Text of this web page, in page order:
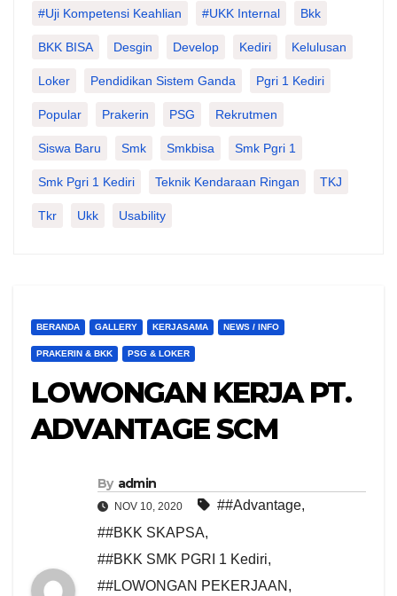
#Uji Kompetensi Keahlian #UKK Internal Bkk
BKK BISA Desgin Develop Kediri Kelulusan
Loker Pendidikan Sistem Ganda Pgri 1 Kediri
Popular Prakerin PSG Rekrutmen
Siswa Baru Smk Smkbisa Smk Pgri 1
Smk Pgri 1 Kediri Teknik Kendaraan Ringan TKJ
Tkr Ukk Usability
BERANDA GALLERY KERJASAMA NEWS / INFO
PRAKERIN & BKK PSG & LOKER
LOWONGAN KERJA PT.
ADVANTAGE SCM
By admin
NOV 10, 2020 ##Advantage,
##BKK SKAPSA,
##BKK SMK PGRI 1 Kediri,
##LOWONGAN PEKERJAAN ,